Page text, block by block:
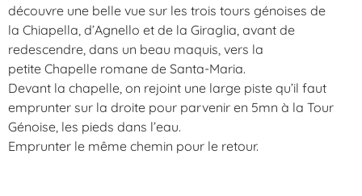
découvre une belle vue sur les trois tours génoises de
la Chiapella, d’Agnello et de la Giraglia, avant de
redescendre, dans un beau maquis, vers la
petite Chapelle romane de Santa-Maria.
Devant la chapelle, on rejoint une large piste qu’il faut
emprunter sur la droite pour parvenir en 5mn à la Tour
Génoise, les pieds dans l’eau.
Emprunter le même chemin pour le retour.